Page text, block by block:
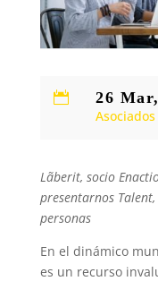
 26
Asociados
Lãberit, socio
presentarnos
personas
En el dinámico
es un recurso